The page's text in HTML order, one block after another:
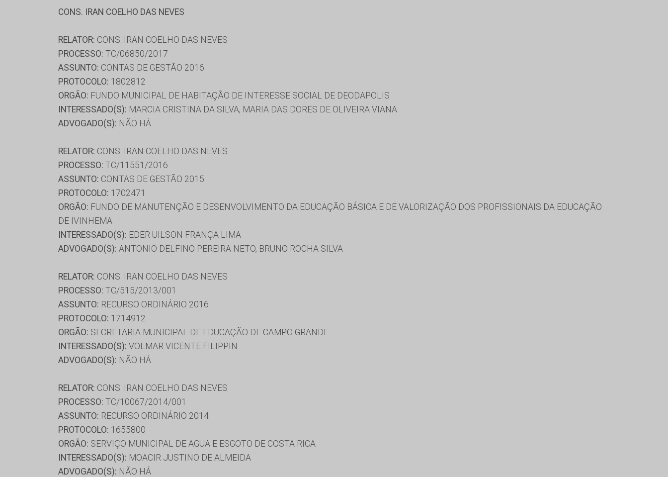
CONS. IRAN COELHO DAS NEVES
RELATOR: CONS. IRAN COELHO DAS NEVES
PROCESSO: TC/06850/2017
ASSUNTO: CONTAS DE GESTÃO 2016
PROTOCOLO: 1802812
ORGÃO: FUNDO MUNICIPAL DE HABITAÇÃO DE INTERESSE SOCIAL DE DEODAPOLIS
INTERESSADO(S): MARCIA CRISTINA DA SILVA, MARIA DAS DORES DE OLIVEIRA VIANA
ADVOGADO(S): NÃO HÁ
RELATOR: CONS. IRAN COELHO DAS NEVES
PROCESSO: TC/11551/2016
ASSUNTO: CONTAS DE GESTÃO 2015
PROTOCOLO: 1702471
ORGÃO: FUNDO DE MANUTENÇÃO E DESENVOLVIMENTO DA EDUCAÇÃO BÁSICA E DE VALORIZAÇÃO DOS PROFISSIONAIS DA EDUCAÇÃO
DE IVINHEMA
INTERESSADO(S): EDER UILSON FRANÇA LIMA
ADVOGADO(S): ANTONIO DELFINO PEREIRA NETO, BRUNO ROCHA SILVA
RELATOR: CONS. IRAN COELHO DAS NEVES
PROCESSO: TC/515/2013/001
ASSUNTO: RECURSO ORDINÁRIO 2016
PROTOCOLO: 1714912
ORGÃO: SECRETARIA MUNICIPAL DE EDUCAÇÃO DE CAMPO GRANDE
INTERESSADO(S): VOLMAR VICENTE FILIPPIN
ADVOGADO(S): NÃO HÁ
RELATOR: CONS. IRAN COELHO DAS NEVES
PROCESSO: TC/10067/2014/001
ASSUNTO: RECURSO ORDINÁRIO 2014
PROTOCOLO: 1655800
ORGÃO: SERVIÇO MUNICIPAL DE AGUA E ESGOTO DE COSTA RICA
INTERESSADO(S): MOACIR JUSTINO DE ALMEIDA
ADVOGADO(S): NÃO HÁ